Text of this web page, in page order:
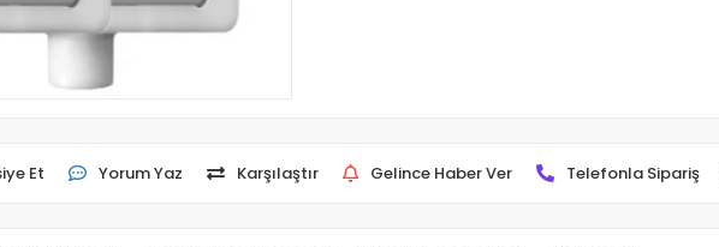
Et Yorum Yaz Karşılaştır Gelince Haber Ver Telefonla Sipariş